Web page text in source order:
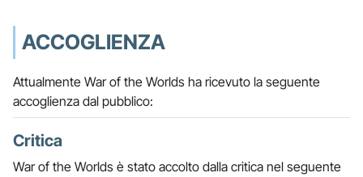
ACCOGLIENZA
Attualmente War of the Worlds ha ricevuto la seguente
accoglienza dal pubblico:
Critica
War of the Worlds è stato accolto dalla critica nel seguente